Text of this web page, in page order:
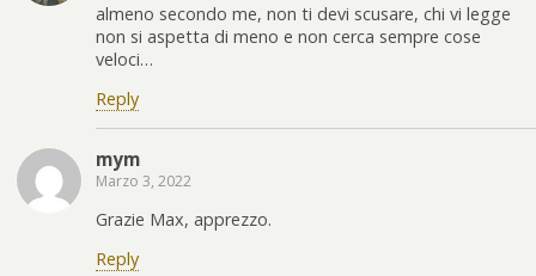
almeno secondo me, non ti devi scusare, chi vi legge
non si aspetta di meno e non cerca sempre cose
veloci…
Reply
mym
Marzo 3, 2022
Grazie Max, apprezzo.
Reply